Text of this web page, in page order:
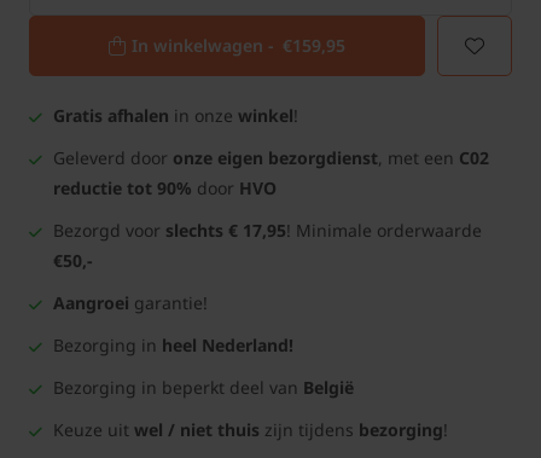
In winkelwagen - €159,95
Gratis afhalen in onze winkel!
Geleverd door onze eigen bezorgdienst, met een C02
reductie tot 90% door HVO
Bezorgd voor slechts € 17,95! Minimale orderwaarde
€50,-
Aangroei garantie!
Bezorging in heel Nederland!
Bezorging in beperkt deel van België
Keuze uit wel / niet thuis zijn tijdens bezorging!